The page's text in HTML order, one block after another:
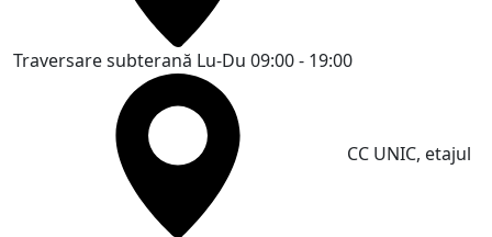
Traversare subterană Lu-Du 09:00 - 19:00
CC UNIC, etajul